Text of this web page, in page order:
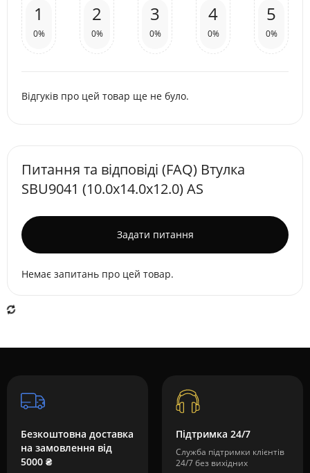
1
0%
2
0%
3
0%
4
0%
5
0%
Відгуків про цей товар ще не було.
Питання та відповіді (FAQ) Втулка
SBU9041 (10.0х14.0х12.0) AS
Задати питання
Немає запитань про цей товар.
Безкоштовна доставка
на замовлення від
5000 ₴
Підтримка 24/7
Служба підтримки клієнтів
24/7 без вихідних